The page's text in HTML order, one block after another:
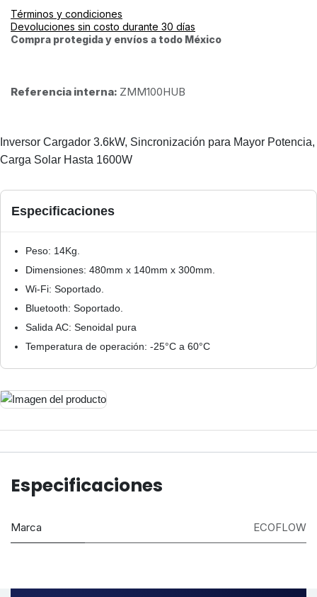
Términos y condiciones
Devoluciones sin costo durante 30 días
Compra protegida y envíos a todo México
Referencia interna: ZMM100HUB
Inversor Cargador 3.6kW, Sincronización para Mayor Potencia,
Carga Solar Hasta 1600W
Especificaciones
Peso: 14Kg.
Dimensiones: 480mm x 140mm x 300mm.
Wi-Fi: Soportado.
Bluetooth: Soportado.
Salida AC: Senoidal pura
Temperatura de operación: -25°C a 60°C
Especificaciones
Marca ECOFLOW